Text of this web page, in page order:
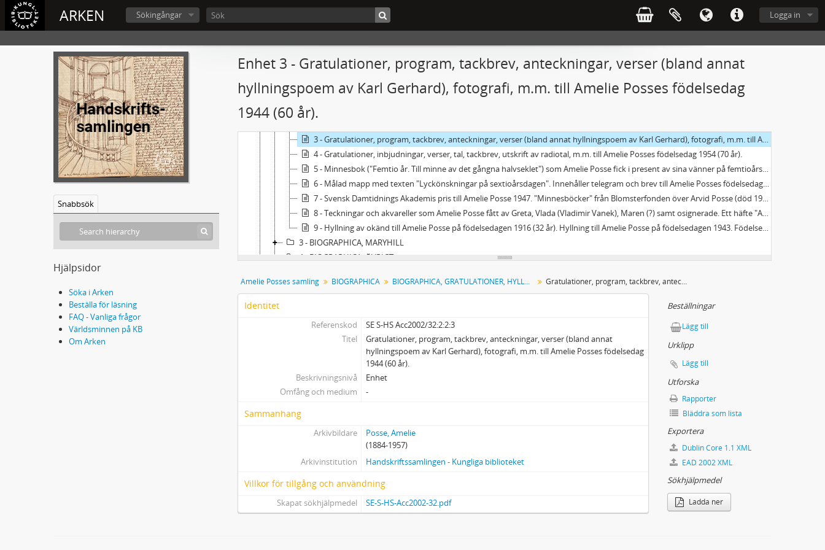
ARKEN Logga in
Sökingångar
Snabbsök
Hjälpsidor
Söka i Arken
Beställa för läsning
FAQ - Vanliga frågor
Världsminnen på KB
Om Arken
Enhet 3 - Gratulationer, program, tackbrev, anteckningar, verser (bland annat
hyllningspoem av Karl Gerhard), fotografi, m.m. till Amelie Posses födelsedag
1944 (60 år).
2 - BIOGRAPHICA
1 - BIOGRAPHICA, AMELIE POSSE ALLMÄNT
2 - BIOGRAPHICA, GRATULATIONER, HYLLNINGAR M.M.
1 - Förlovningsgratulationer till Amelie Posse och Andreas Bjerre 1902, telegram till Amelie Posses och Andreas Bjerres bröllop 1904, diverse från bröllopet (teckningar, spetsprover, inbjudningskort). Telegram till Amelie och Andreas Bjerre vid sonen Sören Christers födelse 1905 samt en teckning av Amelie Posse av Sören Christer vid 2 dagars ålder.
3 - Gratulationer, program, tackbrev, anteckningar, verser (bland annat hyllningspoem av Karl Gerhard), fotografi, m.m. till Amelie Posses födelsedag 1944 (60 år).
4 - Gratulationer, inbjudningar, verser, tal, tackbrev, utskrift av radiotal, m.m. till Amelie Posses födelsedag 1954 (70 år).
5 - Minnesbok ("Femtio år. Till minne av det gångna halvseklet") som Amelie Posse fick i present av sina vänner på femtioårsdagen 1934. Boken har inklistrade foton och lappar, samt inskrivna årsvisa anteckningar av Amelie Posse själv.
6 - Målad mapp med texten "Lyckönskningar på sextioårsdagen". Innehåller telegram och brev till Amelie Posses födelsedag 11 februari 1944.
7 - Svensk Damtidnings Akademis pris till Amelie Posse 1947. "Minnesböcker" från Blomsterfonden över Arvid Posse (död 1957) och Amelie Posse (död 1957).
8 - Teckningar och akvareller som Amelie Posse fått av Greta, Vlada (Vladimir Vanek), Maren (?) samt osignerade. Ett häfte "Amelie 1942" med verser, telegram och brev från 1940 och 1942 (troligen födelsedagar).
9 - Hyllning av okänd till Amelie Posse på födelsedagen 1916 (32 år). Hyllning till Amelie Posse på födelsedagen 1943. Födelsedagsgratulationer till 60-årsdagen, 1944. Hyllning till Amelie Posse 1948 av Sara Petrus (?). Gratulationer till AP:s 70-årsdag, 1954, samt diverse från sångerskan Spilgas "kavalkad" på Solliden den 11/2 1954. Handlingar rörande AP:s 70-årsdag. Hyllningar till Amelie Posse vid olika tillfällen. Diverse brev till Amelie Posse om hennes humor (troligen svar på en enkät, med anteckningar av Jan Brázda).
3 - BIOGRAPHICA, MARYHILL
4 - BIOGRAPHICA, ÖVRIGT
4 - ÄMNESORDNADE HANDLINGAR
7 - VARIA
Amelie Posses samling BIOGRAPHICA BIOGRAPHICA, GRATULATIONER, HYLLNINGAR M.M. Gratulationer, program, tackbrev, anteckningar, verser (bland annat hyllningspoem av Karl Gerhard), fotografi, m.m. till Amelie Posses födelsedag 1944 (60 år).
Identitet
Referenskod
SE S-HS Acc2002/32:2:2:3
Titel
Gratulationer, program, tackbrev, anteckningar, verser (bland annat
hyllningspoem av Karl Gerhard), fotografi, m.m. till Amelie Posses födelsedag
1944 (60 år).
Beskrivningsnivå
Enhet
Omfång och medium
-
Sammanhang
Arkivbildare
Posse, Amelie
(1884-1957)
Arkivinstitution
Handskriftssamlingen - Kungliga biblioteket
Villkor för tillgång och användning
Skapat sökhjälpmedel SE-S-HS-Acc2002-32.pdf
Beställningar
Lägg till
Urklipp
Lägg till
Utforska
Rapporter
Bläddra som lista
Exportera
Dublin Core 1.1 XML
EAD 2002 XML
Sökhjälpmedel
Ladda ner